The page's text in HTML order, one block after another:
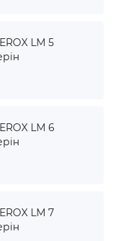
LM 5
LM 6
LM 7